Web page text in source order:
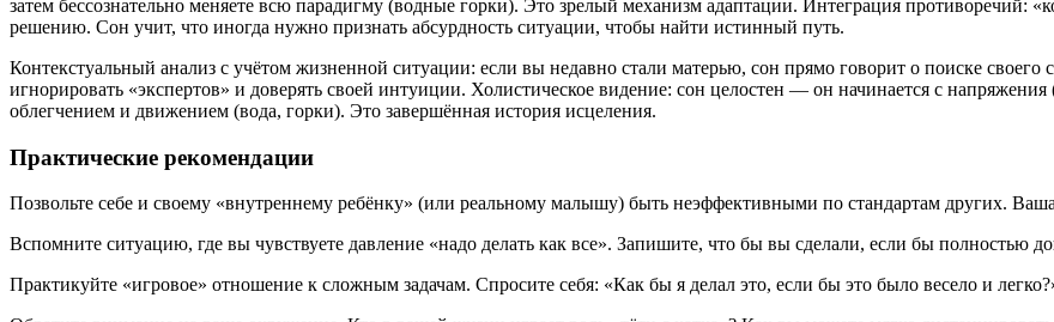
затем бессознательно меняете всю парадигму (водные горки). Это зрелый механизм адаптации. Интеграция противоречий:
решению. Сон учит, что иногда нужно признать абсурдность ситуации, чтобы найти истинный путь.
Контекстуальный анализ с учётом жизненной ситуации: если вы недавно стали матерью, сон прямо говорит о поиске
игнорировать «экспертов» и доверять своей интуиции. Холистическое видение: сон целостен — он начинается с
облегчением и движением (вода, горки). Это завершённая история исцеления.
Практические рекомендации
Позвольте себе и своему «внутреннему ребёнку» (или реальному малышу) быть неэффективными по стандартам других.
Вспомните ситуацию, где вы чувствуете давление «надо делать как все». Запишите, что бы вы сделали, если бы полностью
Практикуйте «игровое» отношение к сложным задачам. Спросите себя: «Как бы я делал это, если бы это было весело и